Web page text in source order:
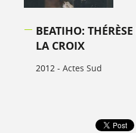
BEATIHO:
LA CROIX
2012 - Actes Sud